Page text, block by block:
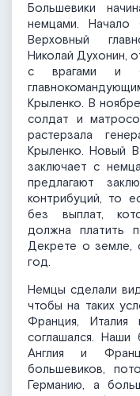
Большевики
немцами. Начало
Верховный
Николай Духонин,
с врагами и
Крыленко. В
солдат и
растерзала
Крыленко. Новый
заключает с
предлагают
контрибуций, то
без выплат,
должна платить
Декрете о земле,
год.
Немцы сделали
чтобы на таких
Франция,
соглашался. Наши
Англия и
большевиков,
Германию, а